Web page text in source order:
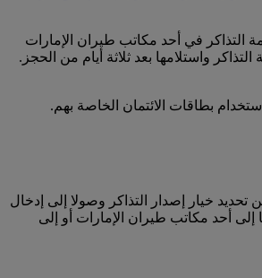
التذاكر في أحد مكاتب طيران الإمارات
واستلامها بعد ثلاثة أيام من الحجز.
بطاقات الائتمان الخاصة بهم.
خيار إصدار التذاكر وصولا إلى إدخال
إلى أحد مكاتب طيران الإمارات أو إلى